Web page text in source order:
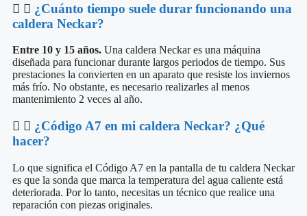
¿Cuánto tiempo suele durar funcionando una
caldera Neckar?
Entre 10 y 15 años. Una caldera Neckar es una máquina
diseñada para funcionar durante largos periodos de tiempo. Sus
prestaciones la convierten en un aparato que resiste los inviernos
más frío. No obstante, es necesario realizarles al menos
mantenimiento 2 veces al año.
¿Código A7 en mi caldera Neckar? ¿Qué
hacer?
Lo que significa el Código A7 en la pantalla de tu caldera Neckar
es que la sonda que marca la temperatura del agua caliente está
deteriorada. Por lo tanto, necesitas un técnico que realice una
reparación con piezas originales.